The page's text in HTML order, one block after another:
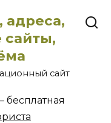
адреса,
сайт